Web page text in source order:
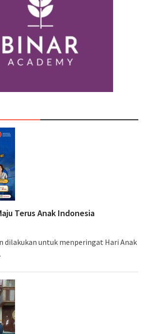
Terus Anak Indonesia
dilakukan untuk menperingat Hari Anak